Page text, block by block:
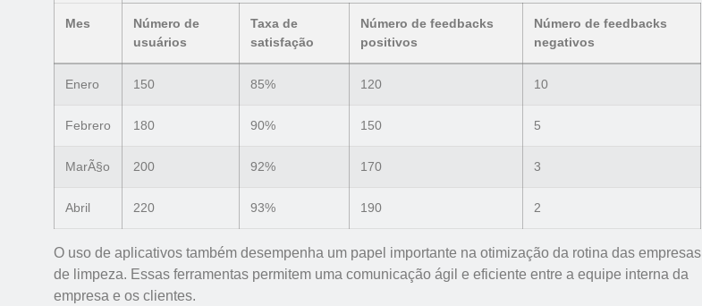
Mes
Número de
usuários
Taxa de
satisfação
Número de feedbacks
positivos
Número de feedbacks
negativos
Enero 150 85% 120 10
Febrero 180 90% 150 5
MarÃ§o 200 92% 170 3
Abril 220 93% 190 2
O uso de aplicativos também desempenha um papel importante na otimização da rotina das empresas
de limpeza. Essas ferramentas permitem uma comunicação ágil e eficiente entre a equipe interna da
empresa e os clientes.